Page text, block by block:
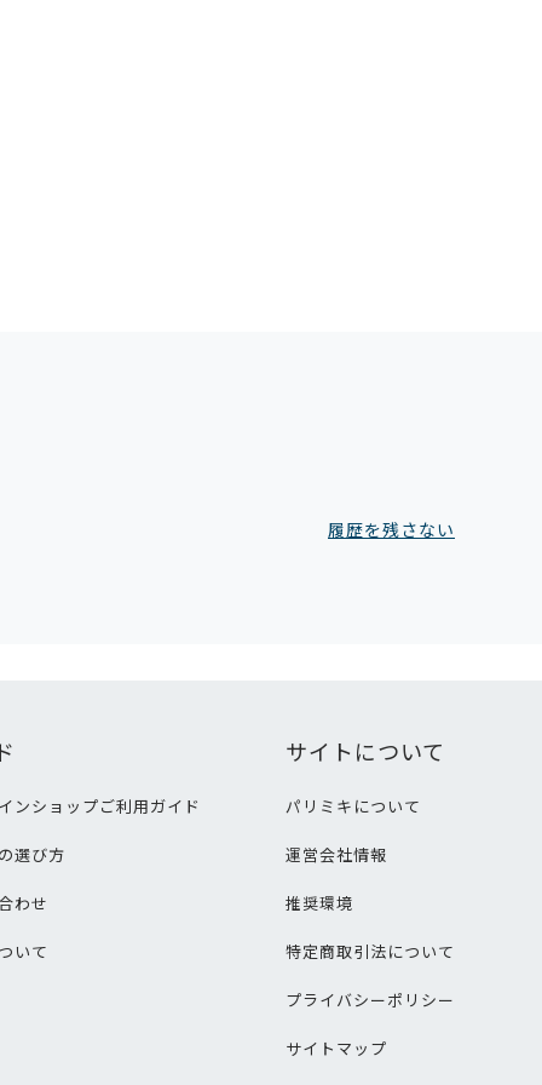
履歴を残さない
ンショップご利用ガイド
選び方
わせ
いて
サイトについて
パリミキについて
運営会社情報
推奨環境
特定商取引法について
プライバシーポリシー
サイトマップ